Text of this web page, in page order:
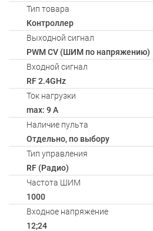
Тип товара
Контроллер
Выходной сигнал
PWM СV (ШИМ по напряжению)
Входной сигнал
RF 2.4GHz
Ток нагрузки
max: 9 A
Наличие пульта
Отдельно, по выбору
Тип управления
RF (Радио)
Частота ШИМ
1000
Входное напряжение
12;24